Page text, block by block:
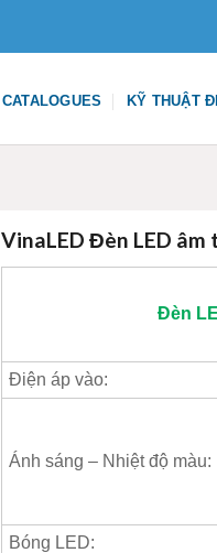
CATALOGUES KỸ THUẬT
VinaLED Đèn LED âm
Đèn
Điện áp vào:
Ánh sáng – Nhiệt độ màu:
Bóng LED: